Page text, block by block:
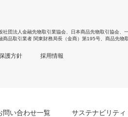
社団法人金融先物取引業協会 日本商品先物取引協会
商品取引業者 関東財務局長（金商）第195号、商品先物
護方針 採用情報
問い合わせ一覧 サステナビリティ